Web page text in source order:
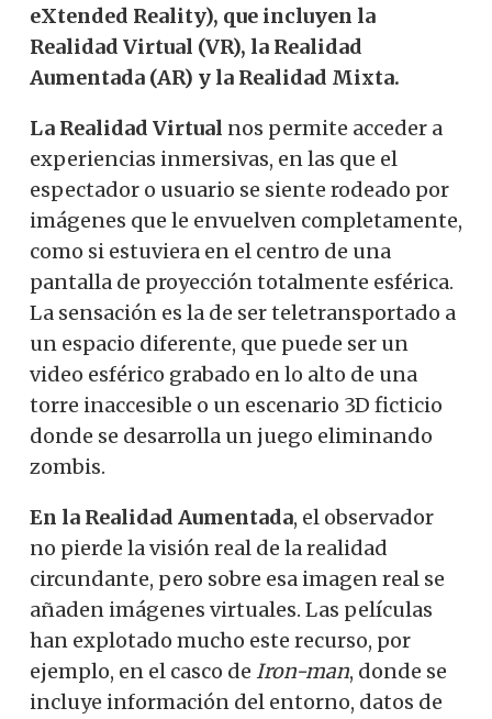
eXtended Reality), que incluyen la
Realidad Virtual (VR), la Realidad
Aumentada (AR) y la Realidad Mixta.
La Realidad Virtual nos permite acceder a
experiencias inmersivas, en las que el
espectador o usuario se siente rodeado por
imágenes que le envuelven completamente,
como si estuviera en el centro de una
pantalla de proyección totalmente esférica.
La sensación es la de ser teletransportado a
un espacio diferente, que puede ser un
video esférico grabado en lo alto de una
torre inaccesible o un escenario 3D ficticio
donde se desarrolla un juego eliminando
zombis.
En la Realidad Aumentada, el observador
no pierde la visión real de la realidad
circundante, pero sobre esa imagen real se
añaden imágenes virtuales. Las películas
han explotado mucho este recurso, por
ejemplo, en el casco de Iron-man, donde se
incluye información del entorno, datos de